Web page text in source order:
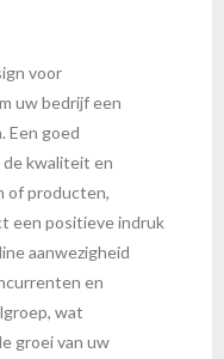
voor
uw bedrijf een
Een goed
kwaliteit en
of producten,
een positieve indruk
aanwezigheid
en
wat
groei van uw